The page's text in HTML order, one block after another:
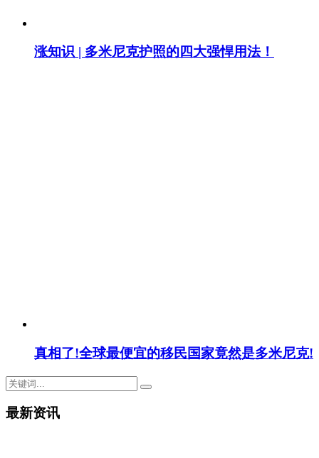
涨知识 | 多米尼克护照的四大强悍用法！
真相了!全球最便宜的移民国家竟然是多米尼克!
最新资讯